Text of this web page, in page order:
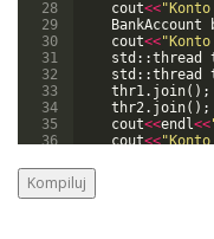
28
29
30
31
32
33
34
35
36
cout<<"
BankAccount
cout<<"
std ::thread
std ::thread
thr1 . join( ) ;
thr2 . join( ) ;
cout<<endl <<
cout<<"
Kompiluj